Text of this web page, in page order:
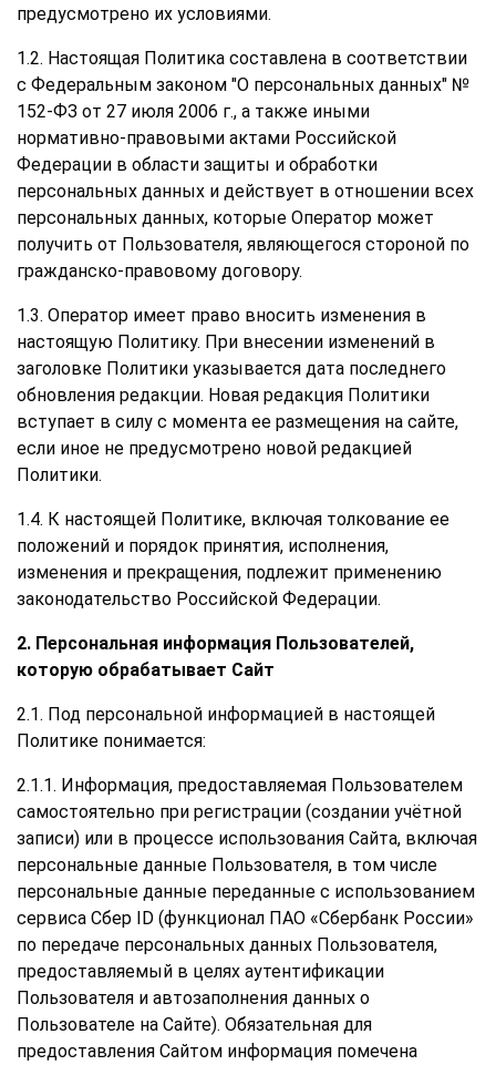
предусмотрено их условиями.
1.2. Настоящая Политика составлена в соответствии
с Федеральным законом "О персональных данных" №
152-ФЗ от 27 июля 2006 г., а также иными
нормативно-правовыми актами Российской
Федерации в области защиты и обработки
персональных данных и действует в отношении всех
персональных данных, которые Оператор может
получить от Пользователя, являющегося стороной по
гражданско-правовому договору.
1.3. Оператор имеет право вносить изменения в
настоящую Политику. При внесении изменений в
заголовке Политики указывается дата последнего
обновления редакции. Новая редакция Политики
вступает в силу с момента ее размещения на сайте,
если иное не предусмотрено новой редакцией
Политики.
1.4. К настоящей Политике, включая толкование ее
положений и порядок принятия, исполнения,
изменения и прекращения, подлежит применению
законодательство Российской Федерации.
2. Персональная информация Пользователей,
которую обрабатывает Сайт
2.1. Под персональной информацией в настоящей
Политике понимается:
2.1.1. Информация, предоставляемая Пользователем
самостоятельно при регистрации (создании учётной
записи) или в процессе использования Сайта, включая
персональные данные Пользователя, в том числе
персональные данные переданные с использованием
сервиса Сбер ID (функционал ПАО «Сбербанк России»
по передаче персональных данных Пользователя,
предоставляемый в целях аутентификации
Пользователя и автозаполнения данных о
Пользователе на Сайте). Обязательная для
предоставления Сайтом информация помечена